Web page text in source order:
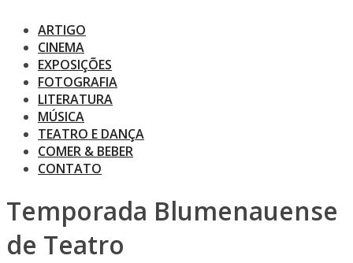
ARTIGO
CINEMA
EXPOSIÇÕES
FOTOGRAFIA
LITERATURA
MÚSICA
TEATRO E DANÇA
COMER & BEBER
CONTATO
Temporada Blumenauense
de Teatro